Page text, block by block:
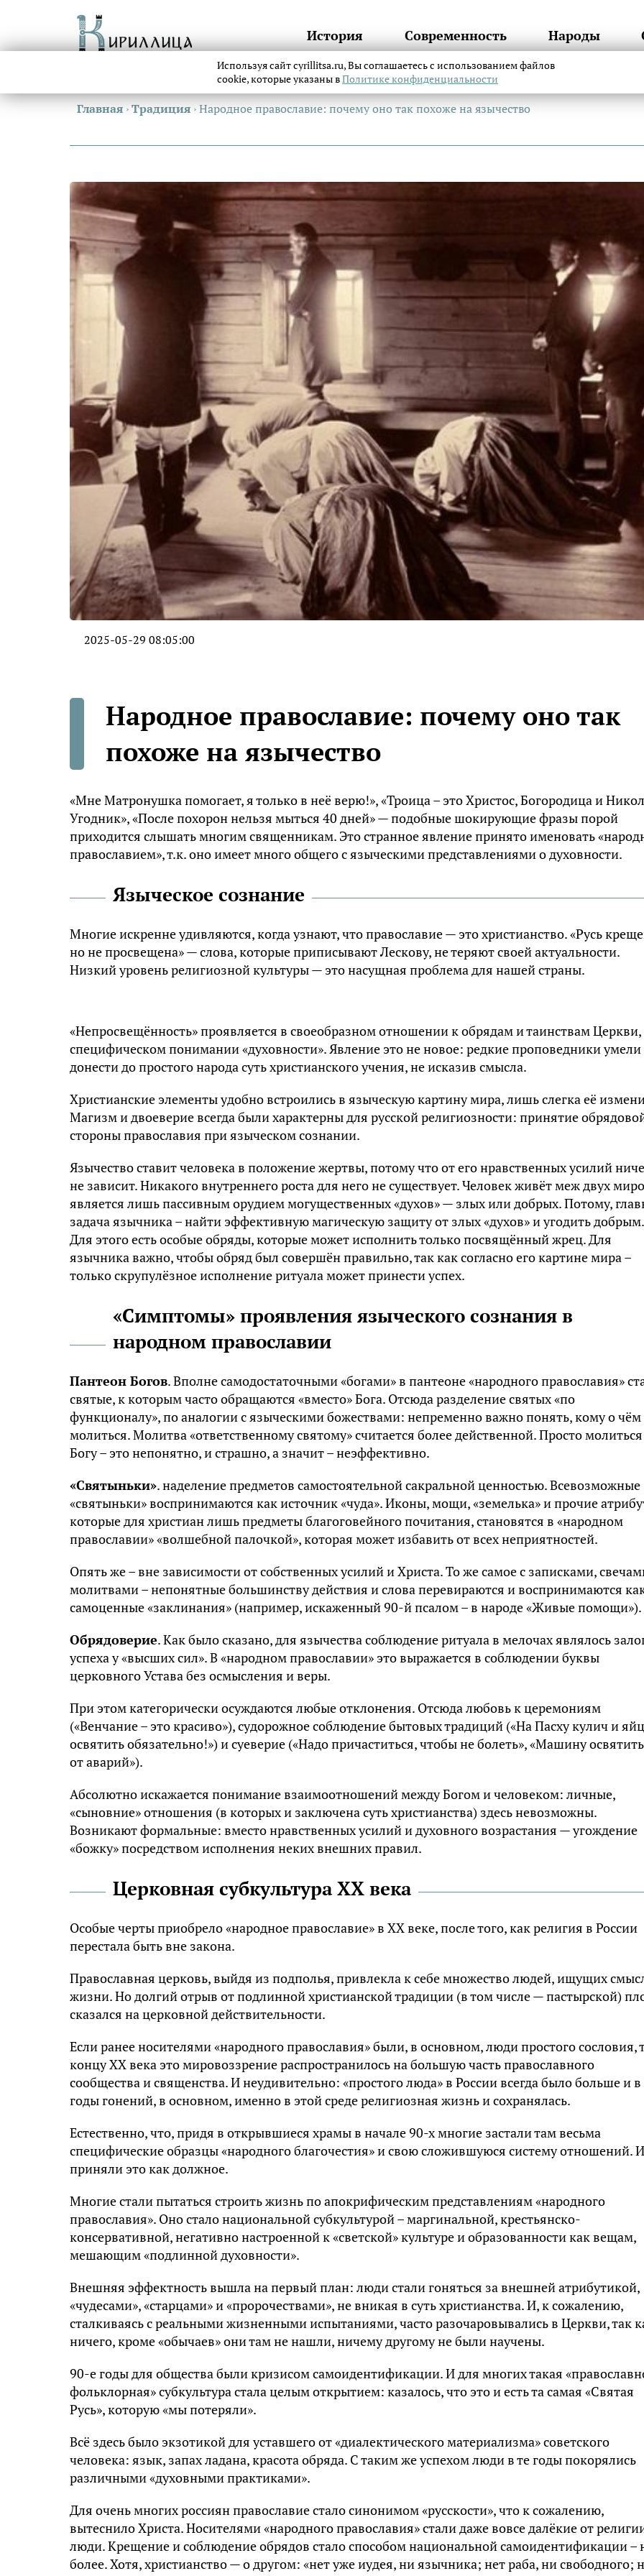
История Современность Народы
Главная ›Традиция ›Народное православие: почему оно так похоже на язычество
2025-05-29 08:05:00
Народное православие: почему оно так
похоже на язычество
«Мне Матронушка помогает, я только в неё верю!», «Троица – это Христос, Богородица и
Угодник», «После похорон нельзя мыться 40 дней» — подобные шокирующие фразы порой
приходится слышать многим священникам. Это странное явление принято именовать
православием», т.к. оно имеет много общего с языческими представлениями о духовности.
Языческое сознание
Многие искренне удивляются, когда узнают, что православие — это христианство. «Русь
но не просвещена» — слова, которые приписывают Лескову, не теряют своей актуальности.
Низкий уровень религиозной культуры — это насущная проблема для нашей страны.
«Непросвещённость» проявляется в своеобразном отношении к обрядам и таинствам Церкви,
специфическом понимании «духовности». Явление это не новое: редкие проповедники умели
донести до простого народа суть христианского учения, не исказив смысла.
Христианские элементы удобно встроились в языческую картину мира, лишь слегка её
Магизм и двоеверие всегда были характерны для русской религиозности: принятие
стороны православия при языческом сознании.
Язычество ставит человека в положение жертвы, потому что от его нравственных усилий
не зависит. Никакого внутреннего роста для него не существует. Человек живёт меж двух
является лишь пассивным орудием могущественных «духов» — злых или добрых. Потому,
задача язычника – найти эффективную магическую защиту от злых «духов» и угодить добрым.
Для этого есть особые обряды, которые может исполнить только посвящённый жрец. Для
язычника важно, чтобы обряд был совершён правильно, так как согласно его картине мира –
только скрупулёзное исполнение ритуала может принести успех.
«Симптомы» проявления языческого сознания в
народном православии
Пантеон Богов. Вполне самодостаточными «богами» в пантеоне «народного православия»
святые, к которым часто обращаются «вместо» Бога. Отсюда разделение святых «по
функционалу», по аналогии с языческими божествами: непременно важно понять, кому о чём
молиться. Молитва «ответственному святому» считается более действенной. Просто молиться
Богу – это непонятно, и страшно, а значит – неэффективно.
«Святыньки». наделение предметов самостоятельной сакральной ценностью. Всевозможные
«святыньки» воспринимаются как источник «чуда». Иконы, мощи, «земелька» и прочие
которые для христиан лишь предметы благоговейного почитания, становятся в «народном
православии» «волшебной палочкой», которая может избавить от всех неприятностей.
Опять же – вне зависимости от собственных усилий и Христа. То же самое с записками,
молитвами – непонятные большинству действия и слова перевираются и воспринимаются
самоценные «заклинания» (например, искаженный 90-й псалом – в народе «Живые помощи»).
Обрядоверие. Как было сказано, для язычества соблюдение ритуала в мелочах являлось
успеха у «высших сил». В «народном православии» это выражается в соблюдении буквы
церковного Устава без осмысления и веры.
При этом категорически осуждаются любые отклонения. Отсюда любовь к церемониям
(«Венчание – это красиво»), судорожное соблюдение бытовых традиций («На Пасху кулич и
освятить обязательно!») и суеверие («Надо причаститься, чтобы не болеть», «Машину
от аварий»).
Абсолютно искажается понимание взаимоотношений между Богом и человеком: личные,
«сыновние» отношения (в которых и заключена суть христианства) здесь невозможны.
Возникают формальные: вместо нравственных усилий и духовного возрастания — угождение
«божку» посредством исполнения неких внешних правил.
Церковная субкультура XX века
Особые черты приобрело «народное православие» в XX веке, после того, как религия в России
перестала быть вне закона.
Православная церковь, выйдя из подполья, привлекла к себе множество людей, ищущих
жизни. Но долгий отрыв от подлинной христианской традиции (в том числе — пастырской)
сказался на церковной действительности.
Если ранее носителями «народного православия» были, в основном, люди простого сословия,
концу XX века это мировоззрение распространилось на большую часть православного
сообщества и священства. И неудивительно: «простого люда» в России всегда было больше и в
годы гонений, в основном, именно в этой среде религиозная жизнь и сохранялась.
Естественно, что, придя в открывшиеся храмы в начале 90-х многие застали там весьма
специфические образцы «народного благочестия» и свою сложившуюся систему отношений. И
приняли это как должное.
Многие стали пытаться строить жизнь по апокрифическим представлениям «народного
православия». Оно стало национальной субкультурой – маргинальной, крестьянско-
консервативной, негативно настроенной к «светской» культуре и образованности как вещам,
мешающим «подлинной духовности».
Внешняя эффектность вышла на первый план: люди стали гоняться за внешней атрибутикой,
«чудесами», «старцами» и «пророчествами», не вникая в суть христианства. И, к сожалению,
сталкиваясь с реальными жизненными испытаниями, часто разочаровывались в Церкви, так
ничего, кроме «обычаев» они там не нашли, ничему другому не были научены.
90-е годы для общества были кризисом самоидентификации. И для многих такая
фольклорная» субкультура стала целым открытием: казалось, что это и есть та самая «Святая
Русь», которую «мы потеряли».
Всё здесь было экзотикой для уставшего от «диалектического материализма» советского
человека: язык, запах ладана, красота обряда. С таким же успехом люди в те годы покорялись
различными «духовными практиками».
Для очень многих россиян православие стало синонимом «русскости», что к сожалению,
вытеснило Христа. Носителями «народного православия» стали даже вовсе далёкие от
люди. Крещение и соблюдение обрядов стало способом национальной самоидентификации –
более. Хотя, христианство — о другом: «нет уже иудея, ни язычника; нет раба, ни свободного;
Используя сайт cyrillitsa.ru, Вы соглашаетесь с использованием файлов
cookie, которые указаны вПолитике конфиденциальности